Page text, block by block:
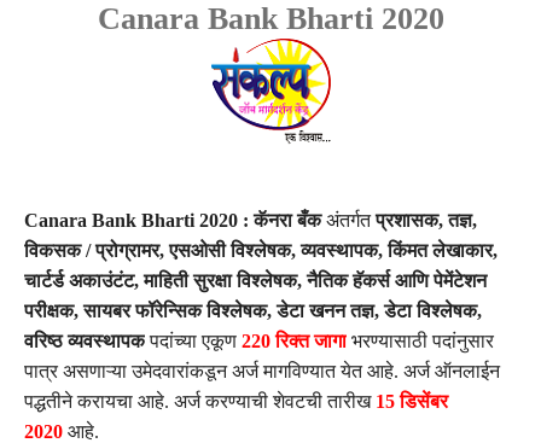
Canara Bank Bharti 2020
Canara Bank Bharti 2020 : कॅनरा बँकअंतर्गतप्रशासक, तज्ञ,
विकसक / प्रोग्रामर, एसओसी विश्लेषक, व्यवस्थापक, किंमत लेखाकार,
चार्टर्ड अकाउंटंट, माहिती सुरक्षा विश्लेषक, नैतिक हॅकर्स आणि पेमेंटेशन
परीक्षक, सायबर फॉरेन्सिक विश्लेषक, डेटा खनन तज्ञ, डेटा विश्लेषक,
वरिष्ठ व्यवस्थापकपदांच्या एकूण 220 रिक्त जागा भरण्यासाठी पदांनुसार
पात्र असणाऱ्या उमेदवारांकडून अर्ज मागविण्यात येत आहे. अर्ज ऑनलाईन
पद्धतीने करायचा आहे. अर्ज करण्याची शेवटची तारीख 15 डिसेंबर
2020 आहे.